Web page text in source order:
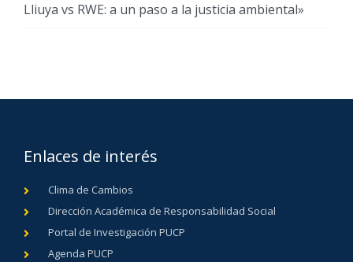
Lliuya vs RWE: a un paso a la justicia ambiental»
Enlaces de interés
Clima de Cambios
Dirección Académica de Responsabilidad Social
Portal de Investigación PUCP
Agenda PUCP